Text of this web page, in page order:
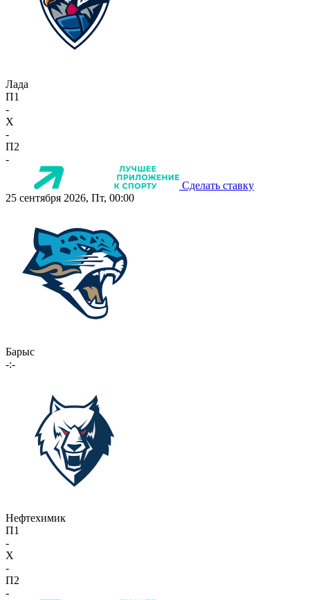
Лада
П1
-
X
-
П2
-
Сделать ставку
25 сентября 2026, Пт, 00:00
Барыс
-:-
Нефтехимик
П1
-
X
-
П2
-